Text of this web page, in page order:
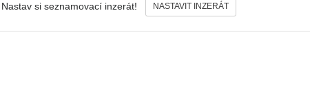
si seznamovací inzerát! NASTAVIT INZERÁT